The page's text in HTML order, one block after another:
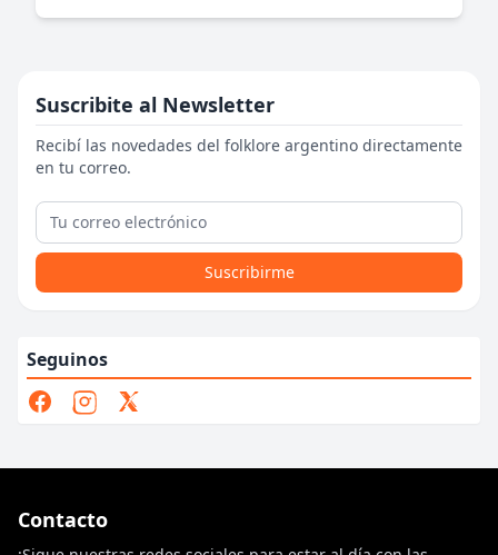
Suscribite al Newsletter
Recibí las novedades del folklore argentino directamente
en tu correo.
Suscribirme
Seguinos
Contacto